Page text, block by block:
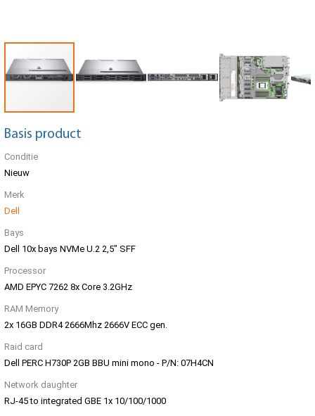
Basis product
Conditie
Nieuw
Merk
Dell
Bays
Dell 10x bays NVMe U.2 2,5" SFF
Processor
AMD EPYC 7262 8x Core 3.2GHz
RAM Memory
2x 16GB DDR4 2666Mhz 2666V ECC gen.
Raid card
Dell PERC H730P 2GB BBU mini mono - P/N: 07H4CN
Network daughter
RJ-45 to integrated GBE 1x 10/100/1000